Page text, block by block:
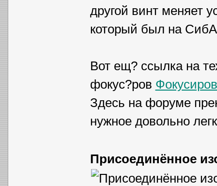
другой винт меняет
который был на
Вот ещ? ссылка на
фокус?ров
Здесь на форуме
нужное довольно
Присоединённое